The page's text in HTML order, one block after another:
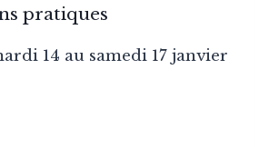
pratiques
14 au samedi 17 janvier